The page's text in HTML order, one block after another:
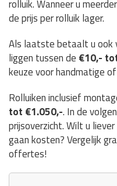
rolluik. Wanneer u
de prijs per rolluik lager.
Als laatste betaalt u ook
liggen tussen de €10,-
keuze voor handmatige
Rolluiken inclusief
tot €1.050,-. In de
prijsoverzicht. Wilt u
gaan kosten? Vergelijk
offertes!